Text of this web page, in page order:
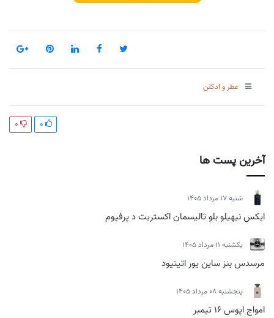
آخرین پست ها
شنبه 17 مرداد 1405
ایکس نیهیلو بلو تالیسمان اکستریت د پرفیوم
يكشنبه 11 مرداد 1405
مرسدس بنز ساین یور اتیتیود
پنجشنبه 08 مرداد 1405
امواج اپوس 16 تیمبر
عطر و ادکلن